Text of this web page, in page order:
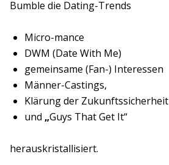
Bumble die Dating-Trends
Micro-mance
DWM (Date With Me)
gemeinsame (Fan-) Interessen
Männer-Castings,
Klärung der Zukunftssicherheit
und „Guys That Get It“
herauskristallisiert.